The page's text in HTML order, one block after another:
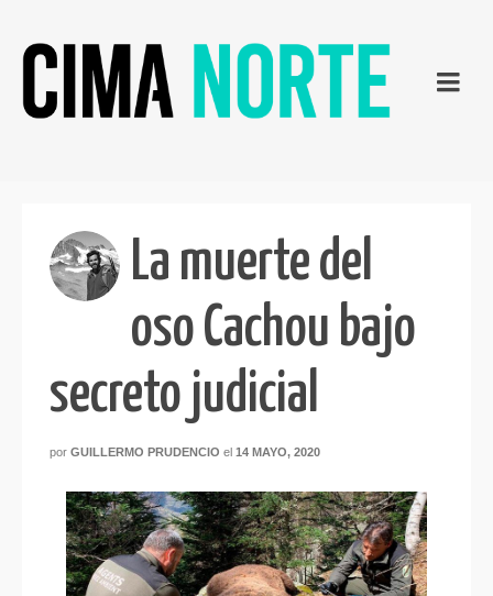
La muerte del
oso Cachou bajo
secreto judicial
por GUILLERMO PRUDENCIO el 14 MAYO, 2020